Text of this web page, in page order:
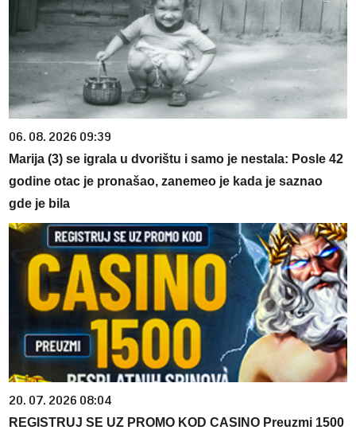
06. 08. 2026 09:39
Marija (3) se igrala u dvorištu i samo je nestala: Posle 42
godine otac je pronašao, zanemeo je kada je saznao
gde je bila
20. 07. 2026 08:04
REGISTRUJ SE UZ PROMO KOD CASINO Preuzmi 1500